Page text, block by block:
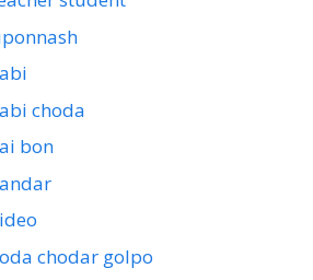
choda
bon
chodar golpo